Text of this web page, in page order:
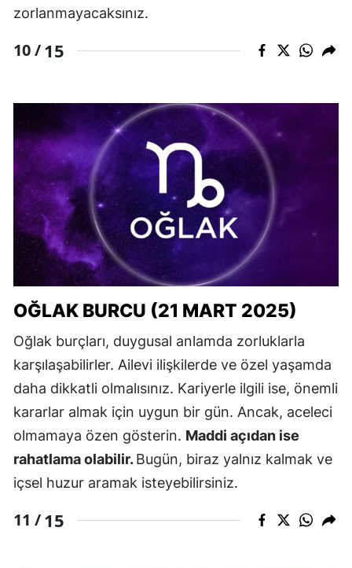
zorlanmayacaksınız.
10 /15
OĞLAK BURCU (21 MART 2025)
Oğlak burçları, duygusal anlamda zorluklarla
karşılaşabilirler. Ailevi ilişkilerde ve özel yaşamda
daha dikkatli olmalısınız. Kariyerle ilgili ise, önemli
kararlar almak için uygun bir gün. Ancak, aceleci
olmamaya özen gösterin. Maddi açıdan ise
rahatlama olabilir.Bugün, biraz yalnız kalmak ve
içsel huzur aramak isteyebilirsiniz.
11 /15